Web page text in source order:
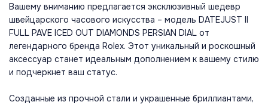
Вашему вниманию предлагается эксклюзивный шедевр
швейцарского часового искусства – модель DATEJUST II
FULL PAVE ICED OUT DIAMONDS PERSIAN DIAL от
легендарного бренда Rolex. Этот уникальный и роскошный
аксессуар станет идеальным дополнением к вашему стилю
и подчеркнет ваш статус.
Созданные из прочной стали и украшенные бриллиантами,